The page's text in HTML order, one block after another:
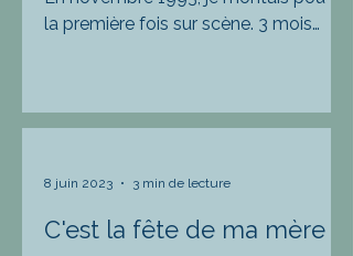
la première fois sur scène. 3 mois
C'est la fête de ma mère
8 juin 2023 3 min de lecture